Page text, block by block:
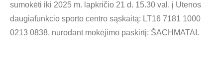
sumokėti iki 2025 m. lapkričio 21 d. 15.30 val. į Utenos
daugiafunkcio sporto centro sąskaitą: LT16 7181 1000
0213 0838, nurodant mokėjimo paskirtį: ŠACHMATAI .